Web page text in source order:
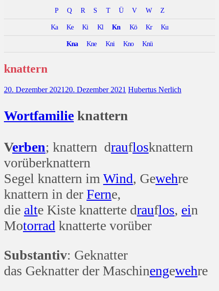
P Q R S T Ü V W Z
Ka Ke Ki Kl Kn Kö Kr Ku
Kna Kne Kni Kno Knü
knattern
20. Dezember 2021 20. Dezember 2021 Hubertus Nerlich
Wortfamilie knattern
Verben; knattern drauflosknattern
vorüberknattern
Segel knattern im Wind, Gewehre
knattern in der Ferne,
die alte Kiste knatterte drauflos, ein
Motorrad knatterte vorüber
Substantiv: Geknatter
das Geknatter der Maschinengewehre